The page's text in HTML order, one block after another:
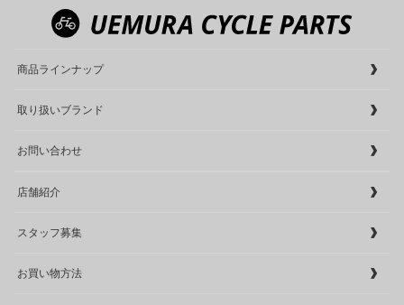
商品ラインナップ
取り扱いブランド
お問い合わせ
店舗紹介
スタッフ募集
お買い物方法